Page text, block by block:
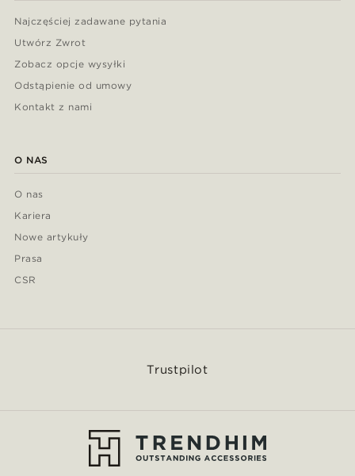
Najczęściej zadawane pytania
Utwórz Zwrot
Zobacz opcje wysyłki
Odstąpienie od umowy
Kontakt z nami
O NAS
O nas
Kariera
Nowe artykuły
Prasa
CSR
Trustpilot